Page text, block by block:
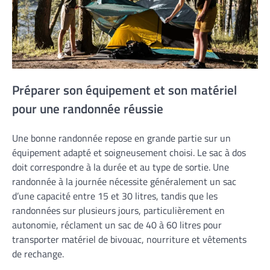
Préparer son équipement et son matériel
pour une randonnée réussie
Une bonne randonnée repose en grande partie sur un
équipement adapté et soigneusement choisi. Le sac à dos
doit correspondre à la durée et au type de sortie. Une
randonnée à la journée nécessite généralement un sac
d’une capacité entre 15 et 30 litres, tandis que les
randonnées sur plusieurs jours, particulièrement en
autonomie, réclament un sac de 40 à 60 litres pour
transporter matériel de bivouac, nourriture et vêtements
de rechange.